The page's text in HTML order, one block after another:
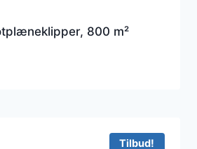
800 m²
Tilbud!